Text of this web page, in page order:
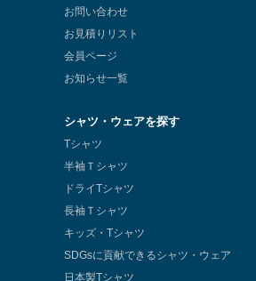
お問い合わせ
お見積りリスト
会員ページ
お知らせ一覧
シャツ・ウェアを探す
Tシャツ
半袖Ｔシャツ
ドライTシャツ
長袖Ｔシャツ
キッズ・Tシャツ
SDGsに貢献できるシャツ・ウェア
日本製Tシャツ